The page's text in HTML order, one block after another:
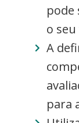
pode
o
A
para